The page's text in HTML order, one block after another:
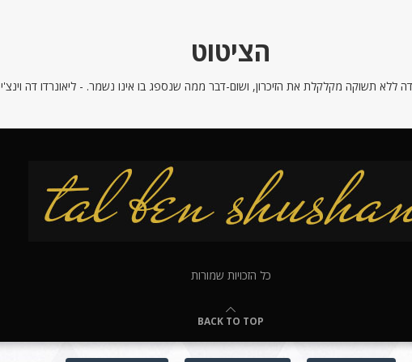
הציטוט
ללא תשוקה מקלקלת את הזיכרון, ושום-דבר ממה שנספג בו אינו נשמר. - ליאונרדו דה וינצ'י
כל הזכויות שמורות
BACK TO TOP